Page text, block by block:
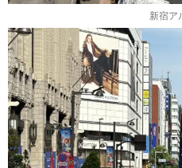
新宿ア